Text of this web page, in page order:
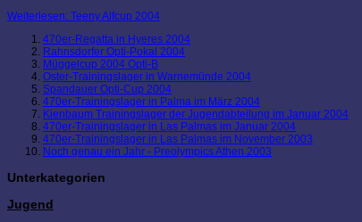
Weiterlesen: Teeny Alfcup 2004
470er-Regatta in Hyeres 2004
Rahnsdorfer Opti-Pokal 2004
Müggelcup 2004 Opti-B
Oster-Trainingslager in Warnemünde 2004
Spandauer Opti-Cup 2004
470er-Trainingslager in Palma im März 2004
Kienbaum Trainingslager der Jugendabteilung im Januar 2004
470er-Trainingslager in Las Palmas im Januar 2004
470er-Trainingslager in Las Palmas im November 2003
Noch genau ein Jahr - Preolympics Athen 2003
Unterkategorien
Jugend